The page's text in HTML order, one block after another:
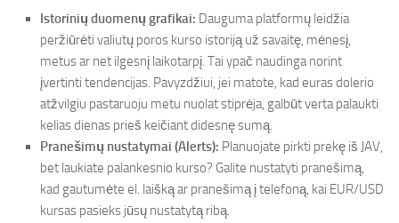
Istorinių duomenų grafikai: Dauguma platformų leidžia
peržiūrėti valiutų poros kurso istoriją už savaitę, mėnesį,
metus ar net ilgesnį laikotarpį. Tai ypač naudinga norint
įvertinti tendencijas. Pavyzdžiui, jei matote, kad euras dolerio
atžvilgiu pastaruoju metu nuolat stiprėja, galbūt verta palaukti
kelias dienas prieš keičiant didesnę sumą.
Pranešimų nustatymai (Alerts): Planuojate pirkti prekę iš JAV,
bet laukiate palankesnio kurso? Galite nustatyti pranešimą,
kad gautumėte el. laišką ar pranešimą į telefoną, kai EUR/USD
kursas pasieks jūsų nustatytą ribą.